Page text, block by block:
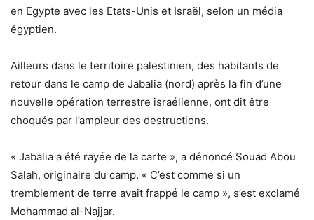
en Egypte avec les Etats-Unis et Israël, selon un média
égyptien.
Ailleurs dans le territoire palestinien, des habitants de
retour dans le camp de Jabalia (nord) après la fin d’une
nouvelle opération terrestre israélienne, ont dit être
choqués par l’ampleur des destructions.
« Jabalia a été rayée de la carte », a dénoncé Souad Abou
Salah, originaire du camp. « C’est comme si un
tremblement de terre avait frappé le camp », s’est exclamé
Mohammad al-Najjar.